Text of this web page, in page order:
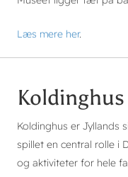
Læs mere her.
Koldinghus
Koldinghus er Jyllands
spillet en central rolle i
og aktiviteter for hele